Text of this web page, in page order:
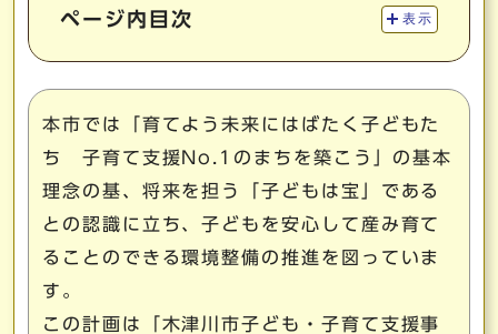
ページ内目次 表示
本市では「育てよう未来にはばたく子どもた
ち 子育て支援No.1のまちを築こう」の基本
理念の基、将来を担う「子どもは宝」である
との認識に立ち、子どもを安心して産み育て
ることのできる環境整備の推進を図っていま
す。
この計画は「木津川市子ども・子育て支援事